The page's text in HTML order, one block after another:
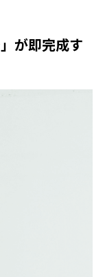
が即完成す